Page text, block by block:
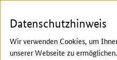
Datenschutzhinweis
Wir verwenden Cookies, um
unserer Webseite zu